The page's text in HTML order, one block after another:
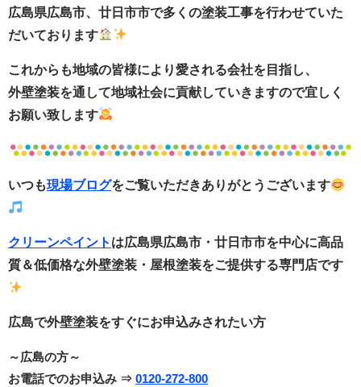
広島県広島市、廿日市市で多くの塗装工事を行わせていた
だいております
これからも地域の皆様により愛される会社を目指し、
外壁塗装を通して地域社会に貢献していきますので宜しく
お願い致します
いつも現場ブログをご覧いただきありがとうございます
クリーンペイント は広島県広島市・廿日市市を中心に高品
質＆低価格な外壁塗装・ 屋根塗装をご提供する専門店です
広島で外壁塗装をすぐにお申込みされたい方
～広島の方～
お電話でのお申込み ⇒ 0120-272-800